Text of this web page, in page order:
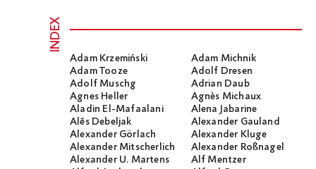
INDEX
Adam Krzemiński
Adam Michnik
Adam Tooze
Adolf Dresen
Adolf Muschg
Adrian Daub
Agnes Heller
Agnès Michaux
Aladin El-Mafaalani
Alena Jabarine
Alĕs Debeljak
Alexander Gauland
Alexander Görlach
Alexander Kluge
Alexander Mitscherlich
Alexander Roßnagel
Alexander U. Martens
Alf Mentzer